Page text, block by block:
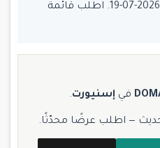
القرار. آخر تحديث للمحتوى: 2026-07-19. اطلب قائمة
في إسنيورت.
— اطلب عرضًا محدّثًا.